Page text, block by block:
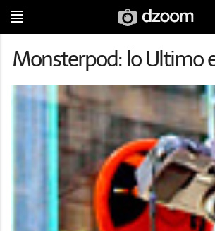
Monsterpod: lo Ultimo